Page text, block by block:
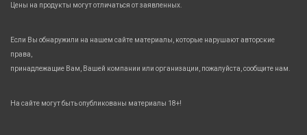
Цены на продукты могут отличаться от заявленных.
Если Вы обнаружили на нашем сайте материалы, которые нарушают авторские
права,
принадлежащие Вам, Вашей компании или организации, пожалуйста, сообщите нам.
На сайте могут быть опубликованы материалы 18+!